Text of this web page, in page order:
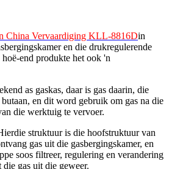
China Vervaardiging KLL-8816Din
en die drukregulerende
end produkte het ook 'n
as gaskas, daar is gas daarin, die
en dit word gebruik om gas na die
die werktuig te vervoer.
struktuur is die hoofstruktuur van
gas uit die gasbergingskamer, en
soos filtreer, regulering en verandering
gas uit die geweer.